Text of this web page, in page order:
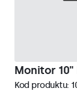
Monitor
Kod produktu: